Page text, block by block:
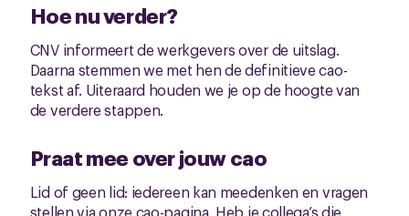
Hoe nu verder?
CNV informeert de werkgevers over de uitslag.
Daarna stemmen we met hen de definitieve cao-
tekst af. Uiteraard houden we je op de hoogte van
de verdere stappen.
Praat mee over jouw cao
Lid of geen lid: iedereen kan meedenken en vragen
stellen via onze cao-pagina. Heb je collega’s die